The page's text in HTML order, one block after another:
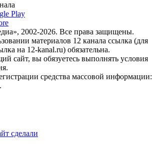
Play
2002-2026. Все права защищены.
материалов 12 канала ссылка (для
на 12-kanal.ru) обязательна.
сайт, вы обязуетесь выполнять условия
средства массовой информации: